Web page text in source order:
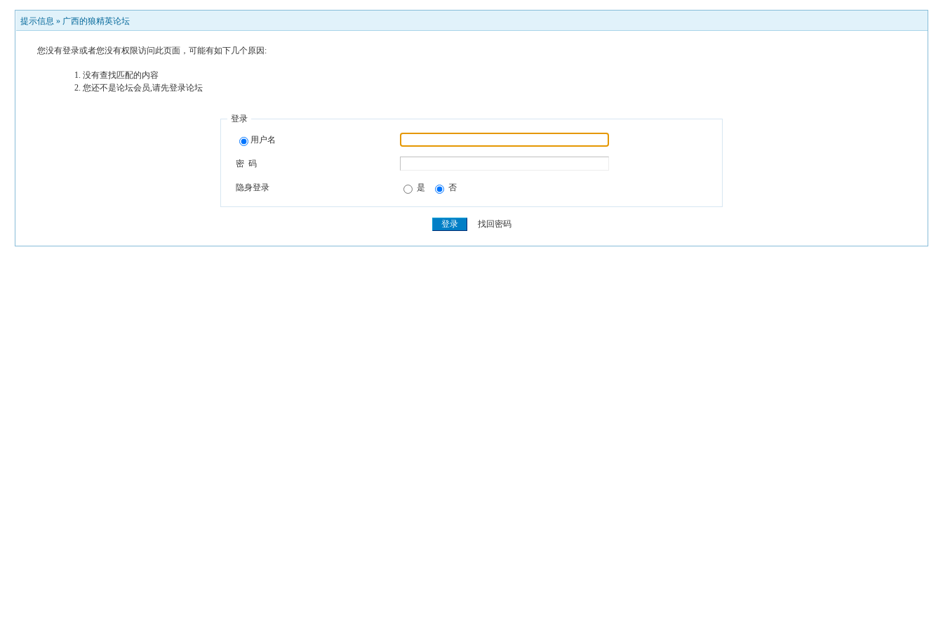
提示信息 » 广西的狼精英论坛
您没有登录或者您没有权限访问此页面，可能有如下几个原因:
没有查找匹配的内容
您还不是论坛会员,请先登录论坛
登录
用户名
密 码
隐身登录 是 否
找回密码